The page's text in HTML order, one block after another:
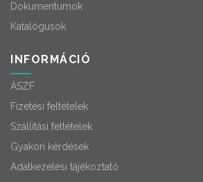
Dokumentumok
Katalógusok
INFORMÁCIÓ
ÁSZF
Fizetési feltételek
Szállítási feltételek
Gyakori kérdések
Adatkezelési tájékoztató